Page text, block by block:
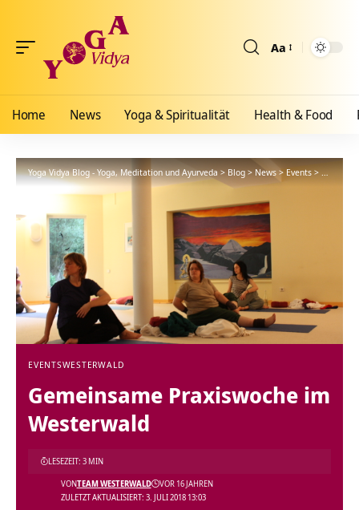
Aa
Home News Yoga & Spiritualität Health & Food
Yoga Vidya Blog - Yoga, Meditation und Ayurveda>Blog> News >Events>
EVENTSWESTERWALD
Gemeinsame Praxiswoche im
Westerwald
ZULETZT AKTUALISIERT: 3. JULI 2018 13:03
VONTEAM WESTERWALD VOR 16 JAHREN
LESEZEIT: 3 MIN